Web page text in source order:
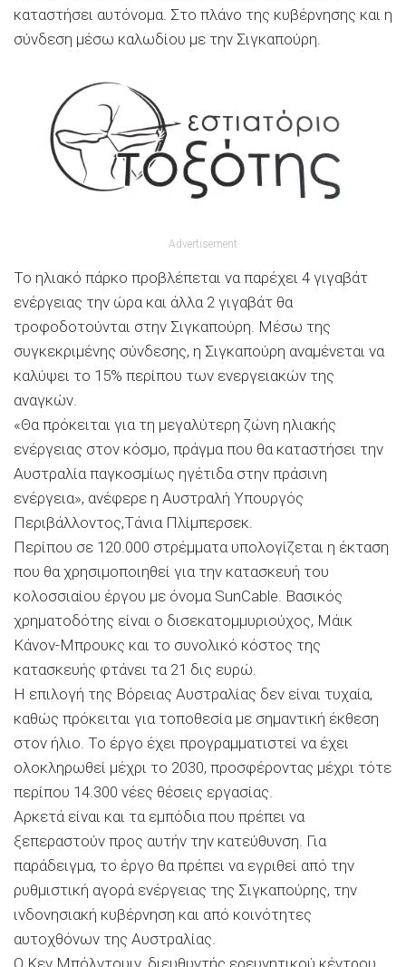
καταστήσει αυτόνομα. Στο πλάνο της κυβέρνησης και η
σύνδεση μέσω καλωδίου με την Σιγκαπούρη.
Advertisement
Το ηλιακό πάρκο προβλέπεται να παρέχει 4 γιγαβάτ
ενέργειας την ώρα και άλλα 2 γιγαβάτ θα
τροφοδοτούνται στην Σιγκαπούρη. Μέσω της
συγκεκριμένης σύνδεσης, η Σιγκαπούρη αναμένεται να
καλύψει το 15% περίπου των ενεργειακών της
αναγκών.
«Θα πρόκειται για τη μεγαλύτερη ζώνη ηλιακής
ενέργειας στον κόσμο, πράγμα που θα καταστήσει την
Αυστραλία παγκοσμίως ηγέτιδα στην πράσινη
ενέργεια», ανέφερε η Αυστραλή Υπουργός
Περιβάλλοντος,Τάνια Πλίμπερσεκ.
Περίπου σε 120.000 στρέμματα υπολογίζεται η έκταση
που θα χρησιμοποιηθεί για την κατασκευή του
κολοσσιαίου έργου με όνομα SunCable. Βασικός
χρηματοδότης είναι ο δισεκατομμυριούχος, Μάικ
Κάνον-Μπρουκς και το συνολικό κόστος της
κατασκευής φτάνει τα 21 δις ευρώ.
Η επιλογή της Βόρειας Αυστραλίας δεν είναι τυχαία,
καθώς πρόκειται για τοποθεσία με σημαντική έκθεση
στον ήλιο. Το έργο έχει προγραμματιστεί να έχει
ολοκληρωθεί μέχρι το 2030, προσφέροντας μέχρι τότε
περίπου 14.300 νέες θέσεις εργασίας.
Αρκετά είναι και τα εμπόδια που πρέπει να
ξεπεραστούν προς αυτήν την κατεύθυνση. Για
παράδειγμα, το έργο θα πρέπει να εγριθεί από την
ρυθμιστική αγορά ενέργειας της Σιγκαπούρης, την
ινδονησιακή κυβέρνηση και από κοινότητες
αυτοχθόνων της Αυστραλίας.
Ο Κεν Μπόλντουιν, διευθυντής ερευνητικού κέντρου